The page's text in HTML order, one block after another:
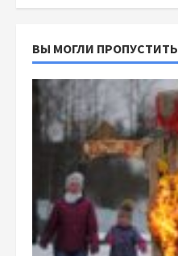
ВЫ МОГЛИ ПРОПУСТИТЬ